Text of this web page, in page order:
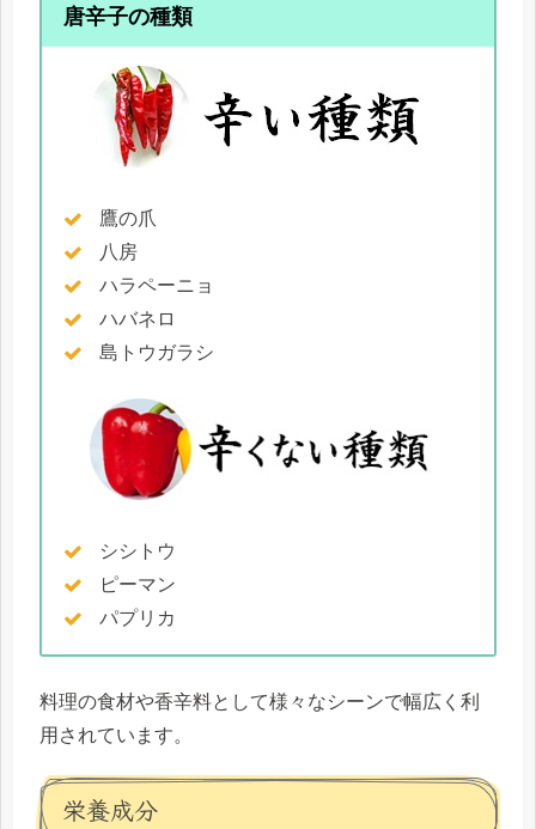
唐辛子の種類
鷹の爪
八房
ハラペーニョ
ハバネロ
島トウガラシ
シシトウ
ピーマン
パプリカ
料理の食材や香辛料として様々なシーンで幅広く利
用されています。
栄養成分